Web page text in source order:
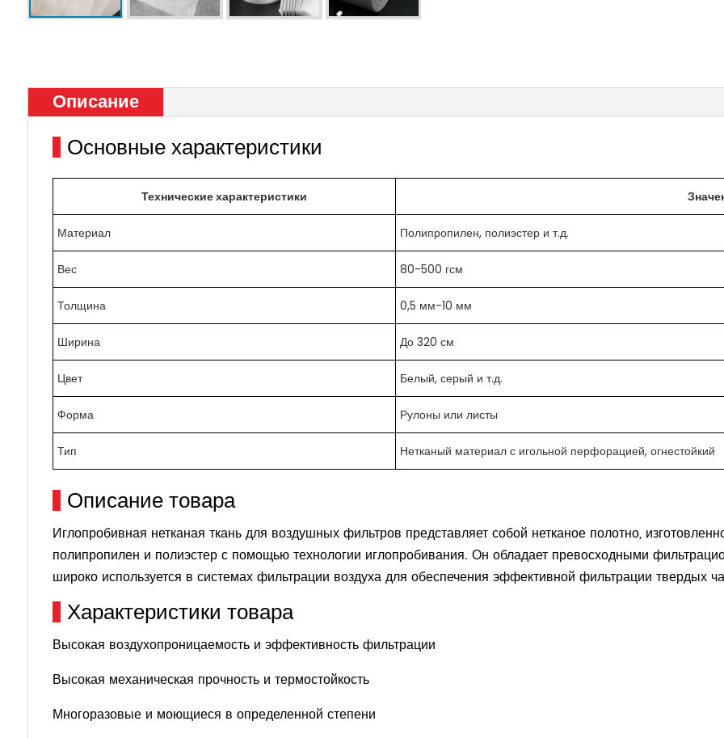
Описание
Основные характеристики
Технические характеристики
Материал Полипропилен, полиэстер и т.д.
Вес 80-500 гсм
Толщина 0,5 мм-10 мм
Ширина До 320 см
Цвет Белый, серый и т.д.
Форма Рулоны или листы
Тип Нетканый материал с игольной перфорацией, огнестойкий
Описание товара
Иглопробивная нетканая ткань для воздушных фильтров представляет собой нетканое полотно,
полипропилен и полиэстер с помощью технологии иглопробивания. Он обладает превосходными
широко используется в системах фильтрации воздуха для обеспечения эффективной фильтрации твердых
Характеристики товара
Высокая воздухопроницаемость и эффективность фильтрации
Высокая механическая прочность и термостойкость
Многоразовые и моющиеся в определенной степени